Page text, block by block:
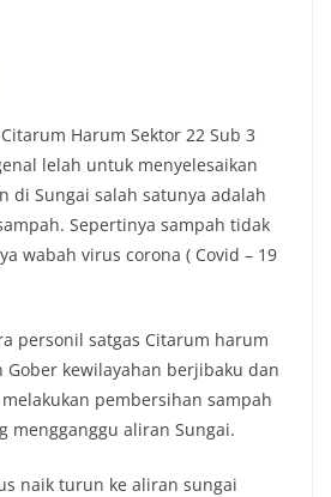
pCitarum Harum Sektor 22 Sub 3
lelah untuk menyelesaikan
di Sungai salah satunya adalah
Sepertinya sampah tidak
wabah virus corona ( Covid – 19
personil satgas Citarum harum
Gober kewilayahan berjibaku dan
pembersihan sampah
mengganggu aliran Sungai.
naik turun ke aliran sungai